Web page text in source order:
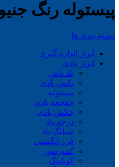
پیستوله رنگ
دسته بندی ها
ابزار اندازه گیری
ابزار بادی
باد پاش
بکس بادی
پیستوله
جغجغه بادی
چکش بادی
درجه باد
شیلنگ باد
فرز انگشتی
کمپرسور
کوبلینگ